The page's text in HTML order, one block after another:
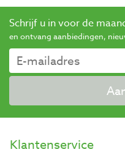
Schrijf u in voor de
en ontvang aanbiedingen,
Klantenservice